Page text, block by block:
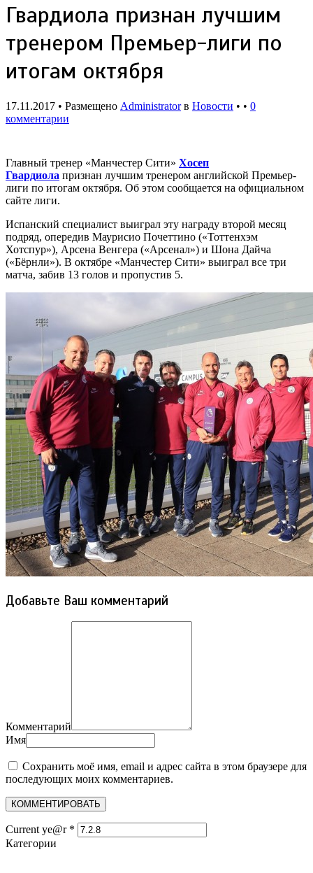
Гвардиола признан лучшим
тренером Премьер-лиги по
итогам октября
17.11.2017 • Размещено Administratorв Новости • • 0
комментарии
Главный тренер «Манчестер Сити» Хосеп
Гвардиола признан лучшим тренером английской Премьер-
лиги по итогам октября. Об этом сообщается на официальном
сайте лиги.
Испанский специалист выиграл эту награду второй месяц
подряд, опередив Маурисио Почеттино («Тоттенхэм
Хотспур»), Арсена Венгера («Арсенал») и Шона Дайча
(«Бёрнли»). В октябре «Манчестер Сити» выиграл все три
матча, забив 13 голов и пропустив 5.
Добавьте Ваш комментарий
Комментарий
Имя
Сохранить моё имя, email и адрес сайта в этом браузере для
последующих моих комментариев.
Current ye@r *
Категории